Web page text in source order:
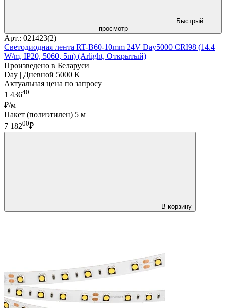
Быстрый
просмотр
Арт.: 021423(2)
Светодиодная лента RT-B60-10mm 24V Day5000 CRI98 (14.4
W/m, IP20, 5060, 5m) (Arlight, Открытый)
Произведено в Беларуси
Day | Дневной 5000 K
Актуальная цена по запросу
1 43640
₽/м
Пакет (полиэтилен) 5 м
7 18200₽
В корзину